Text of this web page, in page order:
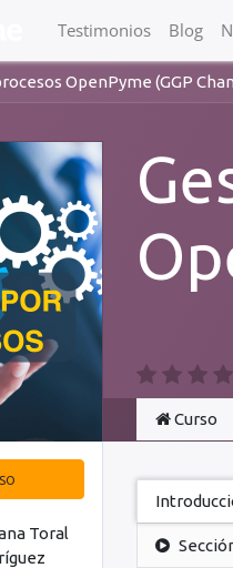
Testimonios Blog
OpenPyme (GGP
Toral
Curso